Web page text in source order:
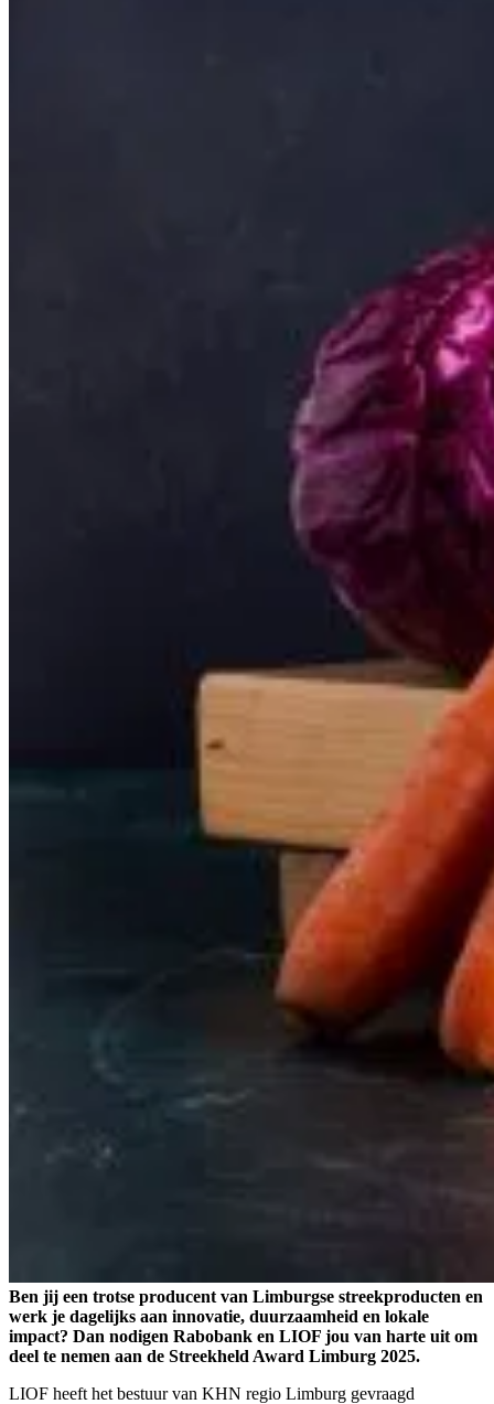
Ben jij een trotse producent van Limburgse streekproducten en
werk je dagelijks aan innovatie, duurzaamheid en lokale
impact? Dan nodigen Rabobank en LIOF jou van harte uit om
deel te nemen aan de Streekheld Award Limburg 2025.
LIOF heeft het bestuur van KHN regio Limburg gevraagd